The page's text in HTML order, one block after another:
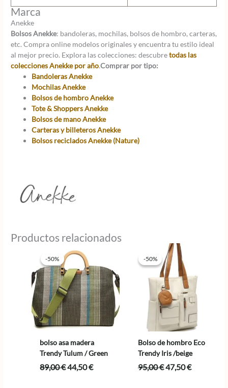
Marca
Anekke
Bolsos Anekke: bandoleras, mochilas, bolsos de hombro, carteras,
etc. Compra online modelos originales y encuentra tu estilo ideal
al mejor precio. Explora las colecciones: descubretodas las
colecciones Anekke por año.Comprar por tipo:
Bandoleras Anekke
Mochilas Anekke
Bolsos de hombro Anekke
Tote & Shoppers Anekke
Bolsos de mano Anekke
Carteras y billeteros Anekke
Bolsos reciclados Anekke (Nature)
Productos relacionados
-50%
-50%
bolso asa madera
Trendy Tulum / Green
89,00€El
44,50€El
-50%
-50%
Bolso de hombro Eco
Trendy Iris /beige
95,00€El
47,50€El